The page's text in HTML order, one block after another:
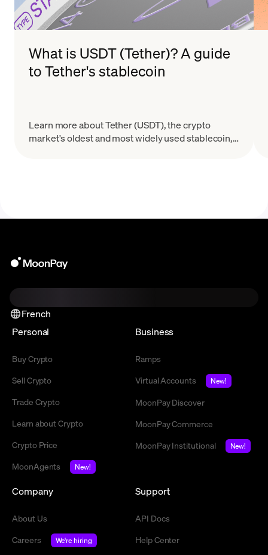
What is USDT (Tether)? A guide
to Tether's stablecoin
Learn more about Tether (USDT), the crypto
market's oldest and most widely used stablecoin,
French
Personal
Buy Crypto
Sell Crypto
Trade Crypto
Learn about Crypto
Crypto Price
MoonAgents
New!
Business
Ramps
Virtual Accounts
New!
MoonPay Discover
MoonPay Commerce
MoonPay Institutional
New!
Company
About Us
Careers
We're hiring
Support
API Docs
Help Center